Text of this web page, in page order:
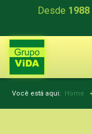
Desde 1988
Você está aqui: Home